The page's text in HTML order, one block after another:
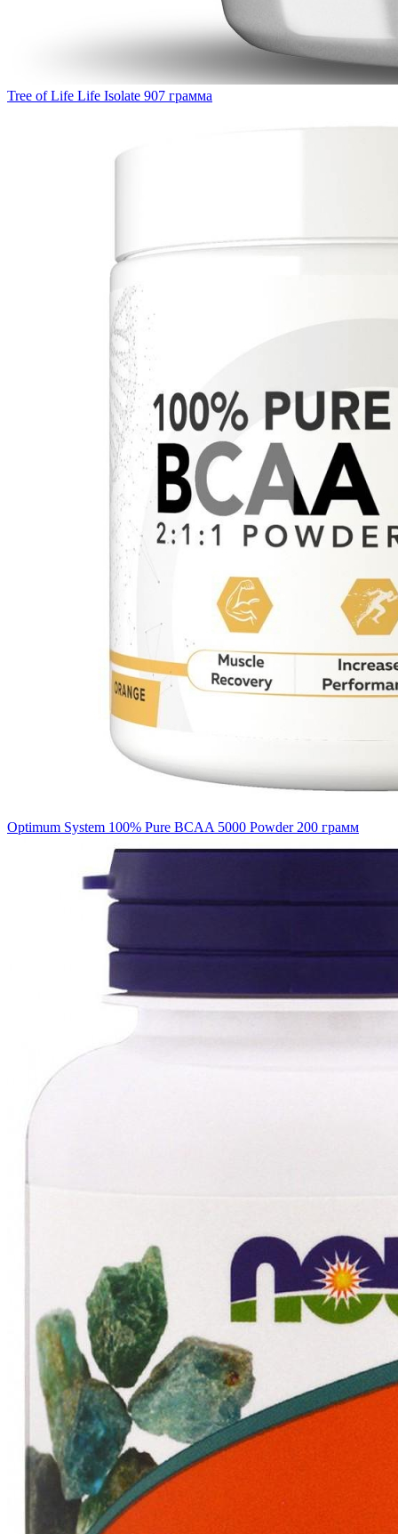
Tree of Life Life Isolate 907 грамма
Optimum System 100% Pure BCAA 5000 Powder 200 грамм